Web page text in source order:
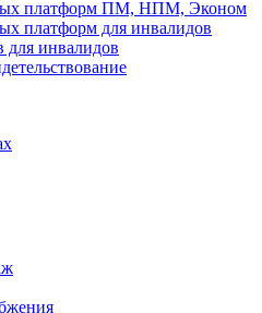
платформ ПМ, НПМ, Эконом
платформ для инвалидов
инвалидов